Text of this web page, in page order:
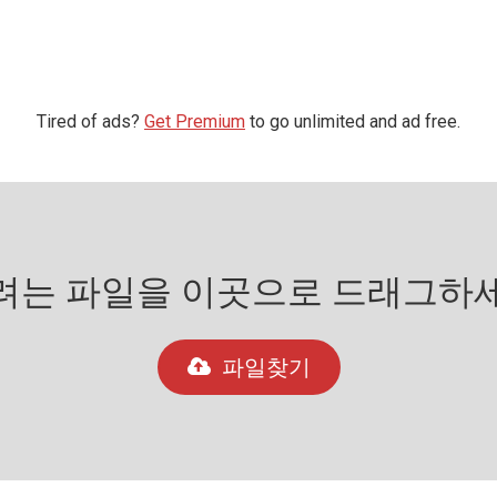
Tired of ads? Get Premium to go unlimited and ad free.
는 파일을 이곳으로 드래그하
파일찾기